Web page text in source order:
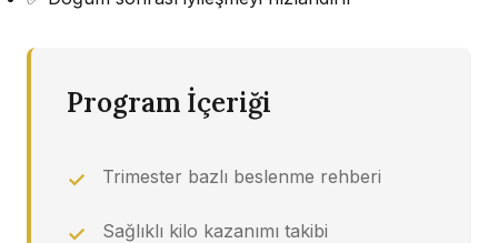
Program İçeriği
Trimester bazlı beslenme rehberi
Sağlıklı kilo kazanımı takibi